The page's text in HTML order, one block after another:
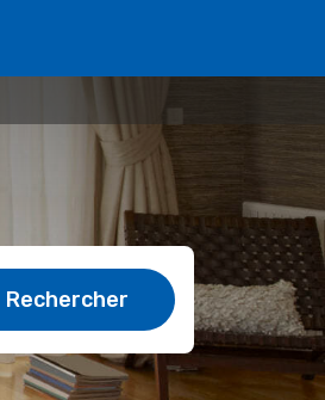
Rechercher